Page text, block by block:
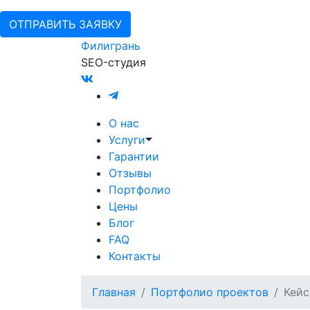
ОТПРАВИТЬ ЗАЯВКУ
Филигрань
SEO-студия
О нас
Услуги
Гарантии
Отзывы
Портфолио
Цены
Блог
FAQ
Контакты
Главная Портфолио проектов